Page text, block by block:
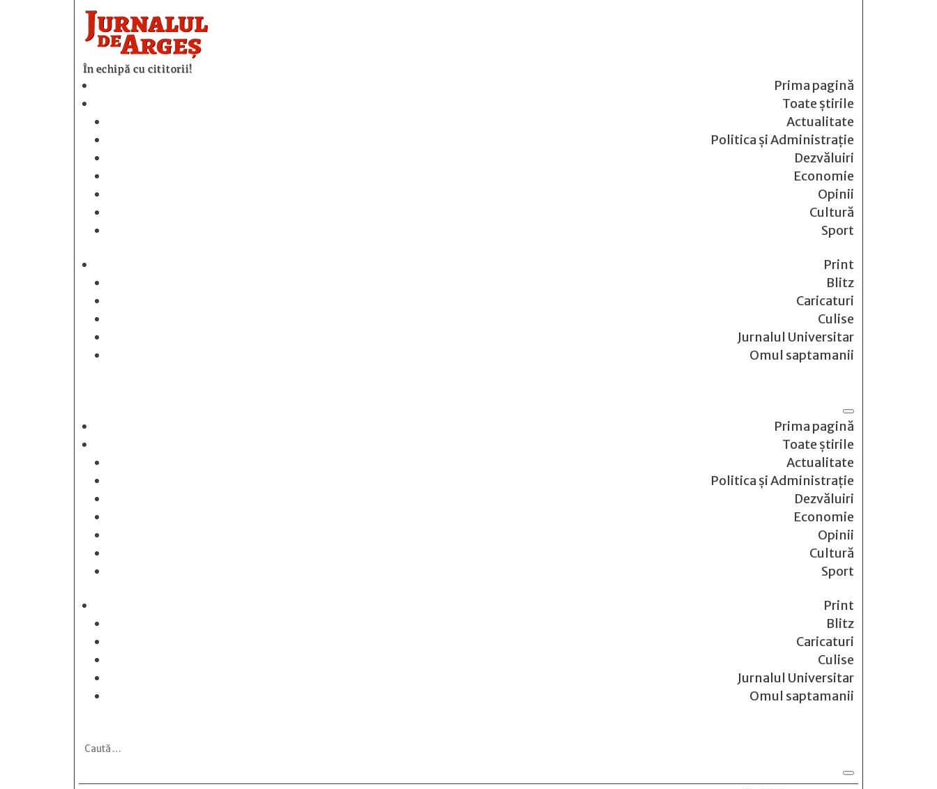
În echipă cu cititorii!
Prima pagină
Toate știrile
Actualitate
Politica și Administrație
Dezvăluiri
Economie
Opinii
Cultură
Sport
Print
Blitz
Caricaturi
Culise
Jurnalul Universitar
Omul saptamanii
Prima pagină
Toate știrile
Actualitate
Politica și Administrație
Dezvăluiri
Economie
Opinii
Cultură
Sport
Print
Blitz
Caricaturi
Culise
Jurnalul Universitar
Omul saptamanii